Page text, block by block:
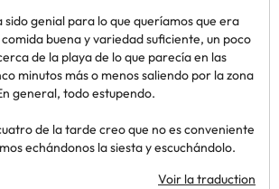
sido genial para lo que queríamos que era
buena y variedad suficiente, un poco
de la playa de lo que parecía en las
minutos más o menos saliendo por la zona
general, todo estupendo.
de la tarde creo que no es conveniente
echándonos la siesta y escuchándolo.
Voir la traduction